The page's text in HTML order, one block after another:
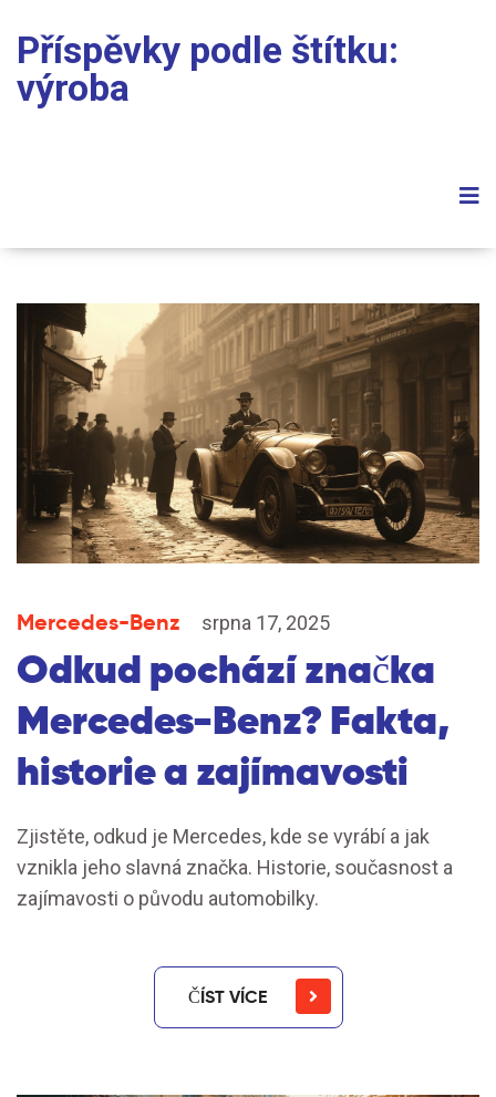
Příspěvky podle štítku:
výroba
Mercedes-Benz srpna 17, 2025
Odkud pochází značka
Mercedes-Benz? Fakta,
historie a zajímavosti
Zjistěte, odkud je Mercedes, kde se vyrábí a jak
vznikla jeho slavná značka. Historie, současnost a
zajímavosti o původu automobilky.
ČÍST VÍCE